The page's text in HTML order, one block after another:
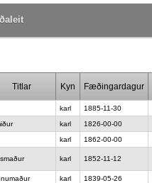
Titlar Kyn Fæðingardagur
karl
1885-11-30
karl
1826-00-00
karl 1862-00-00
karl 1852-11-12
karl
1839-05-26